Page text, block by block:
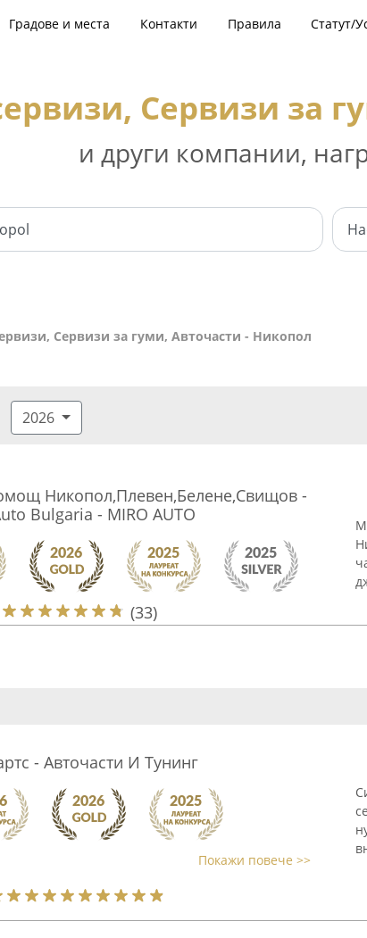
Градове и места Контакти Правила Статут/
Сервизи за
и други компании,
Сервизи за гуми, Авточасти - Никопол
2026
Никопол,Плевен,Белене,Свищов -
Bulgaria - MIRO AUTO
(33)
- Авточасти И Тунинг
Покажи повече >>